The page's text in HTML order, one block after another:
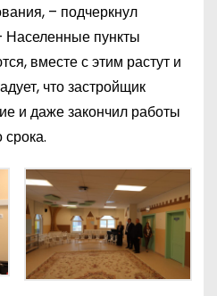
– подчеркнул
Населенные пункты
вместе с этим растут и
что застройщик
и даже закончил работы